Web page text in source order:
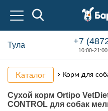
Тула +7
10:00-
Каталог Корм для
Сухой корм Ortipo
CONTROL для собак